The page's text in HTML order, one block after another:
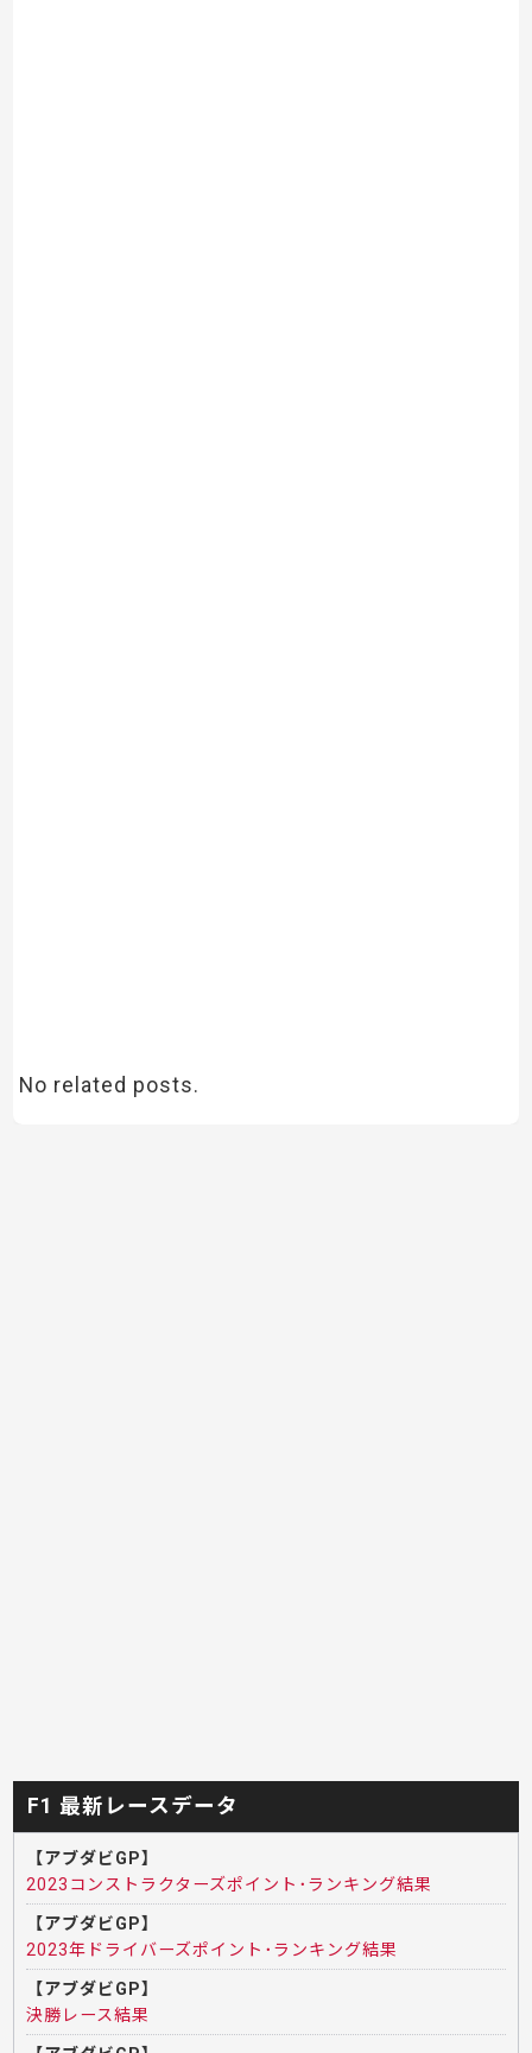
No related posts.
F1 最新レースデータ
【アブダビGP】
2023コンストラクターズポイント･ランキング結果
【アブダビGP】
2023年ドライバーズポイント･ランキング結果
【アブダビGP】
決勝レース結果